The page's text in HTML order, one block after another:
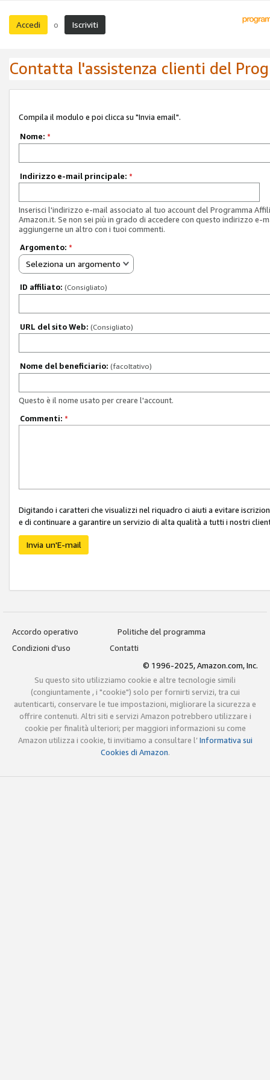
Accedi o Iscriviti
Contatta l'assistenza clienti del
Compila il modulo e poi clicca su "Invia email".
Nome: *
Indirizzo e-mail principale: *
Inserisci l'indirizzo e-mail associato al tuo account del Programma
Amazon.it. Se non sei più in grado di accedere con questo indirizzo e-
aggiungerne un altro con i tuoi commenti.
Argomento: *
Seleziona un argomento
ID affiliato: (Consigliato)
URL del sito Web: (Consigliato)
Nome del beneficiario: (facoltativo)
Questo è il nome usato per creare l'account.
Commenti: *
Digitando i caratteri che visualizzi nel riquadro ci aiuti a evitare
e di continuare a garantire un servizio di alta qualità a tutti i nostri
Invia un'E-mail
Accordo operativo
Politiche del programma
Condizioni d’uso
Contatti
© 1996-2025, Amazon.com, Inc.
Su questo sito utilizziamo cookie e altre tecnologie simili
(congiuntamente , i "cookie") solo per fornirti servizi, tra cui
autenticarti, conservare le tue impostazioni, migliorare la sicurezza e
offrire contenuti. Altri siti e servizi Amazon potrebbero utilizzare i
cookie per finalità ulteriori; per maggiori informazioni su come
Amazon utilizza i cookie, ti invitiamo a consultare l’Informativa sui
Cookies di Amazon.